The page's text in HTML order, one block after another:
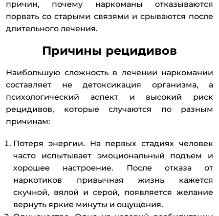
причин, почему наркоманы отказываются
порвать со старыми связями и срываются после
длительного лечения.
Причины рецидивов
Наибольшую сложность в лечении наркомании
составляет не детоксикация организма, а
психологический аспект и высокий риск
рецидивов, которые случаются по разным
причинам:
Потеря энергии. На первых стадиях человек
часто испытывает эмоциональный подъем и
хорошее настроение. После отказа от
наркотиков привычная жизнь кажется
скучной, вялой и серой, появляется желание
вернуть яркие минуты и ощущения.